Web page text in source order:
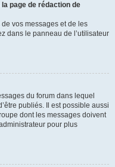
page de rédaction de
vos messages et de les
dans le panneau de l’utilisateur
du forum dans lequel
publiés. Il est possible aussi
dont les messages doivent
pour plus